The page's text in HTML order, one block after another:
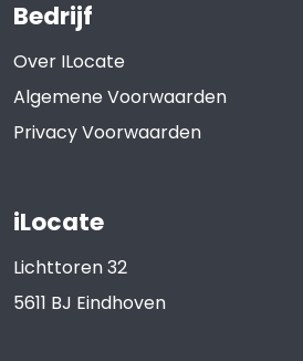
Bedrijf
Over ILocate
Algemene Voorwaarden
Privacy Voorwaarden
iLocate
Lichttoren 32
5611 BJ Eindhoven